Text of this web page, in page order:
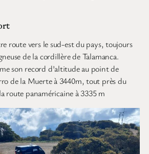
route vers le sud-est du pays, toujours
de la cordillère de Talamanca.
son record d’altitude au point de
de la Muerte à 3440m, tout près du
route panaméricaine à 3335 m